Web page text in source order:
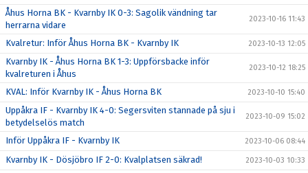
Åhus Horna BK - Kvarnby IK 0-3: Sagolik vändning tar
herrarna vidare
2023-10-16 11:43
Kvalretur: Inför Åhus Horna BK - Kvarnby IK 2023-10-13 12:05
Kvarnby IK - Åhus Horna BK 1-3: Uppförsbacke inför
kvalreturen i Åhus
2023-10-12 18:25
KVAL: Inför Kvarnby IK - Åhus Horna BK 2023-10-10 15:40
Uppåkra IF - Kvarnby IK 4-0: Segersviten stannade på sju i
betydelselös match
2023-10-09 15:02
Inför Uppåkra IF - Kvarnby IK 2023-10-06 08:44
Kvarnby IK - Dösjöbro IF 2-0: Kvalplatsen säkrad! 2023-10-03 10:33